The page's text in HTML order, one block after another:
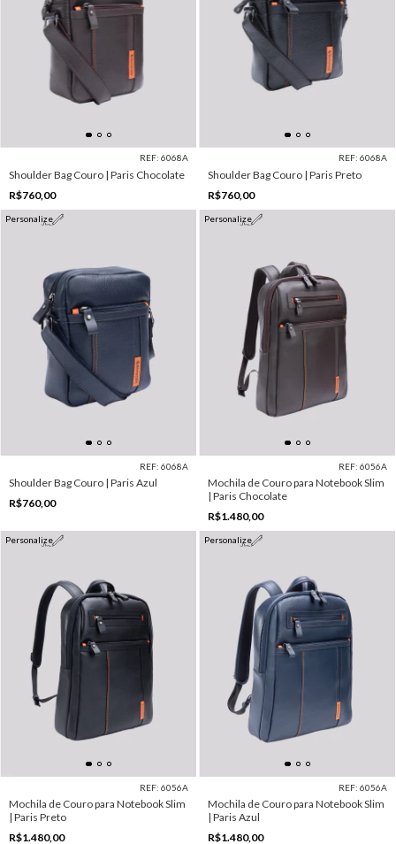
REF: 6068A
Shoulder Bag Couro | Paris Chocolate
R$760,00
REF: 6068A
Shoulder Bag Couro | Paris Preto
R$760,00
Personalize
REF: 6068A
Shoulder Bag Couro | Paris Azul
R$760,00
Personalize
REF: 6056A
Mochila de Couro para Notebook Slim
| Paris Chocolate
R$1.480,00
Personalize
REF: 6056A
Mochila de Couro para Notebook Slim
| Paris Preto
R$1.480,00
Personalize
REF: 6056A
Mochila de Couro para Notebook Slim
| Paris Azul
R$1.480,00